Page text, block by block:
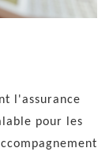
l'assurance
pour les